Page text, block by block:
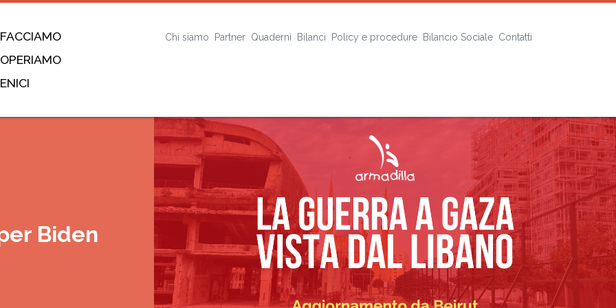
Chi siamo Partner Quaderni Bilanci Policy e procedure Bilancio Sociale Contatti
Biden